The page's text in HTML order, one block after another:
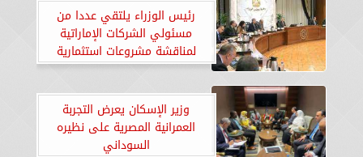
رئيس الوزراء يلتقي عددا من
مسئولي الشركات الإماراتية
لمناقشة مشروعات استثمارية
وزير الإسكان يعرض التجربة
العمرانية المصرية على نظيره
السوداني